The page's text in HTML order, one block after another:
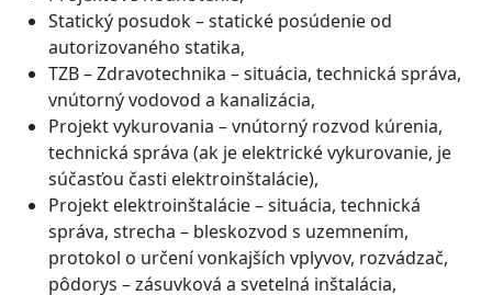
Statický posudok – statické posúdenie od
autorizovaného statika,
TZB – Zdravotechnika – situácia, technická správa,
vnútorný vodovod a kanalizácia,
Projekt vykurovania – vnútorný rozvod kúrenia,
technická správa (ak je elektrické vykurovanie, je
súčasťou časti elektroinštalácie),
Projekt elektroinštalácie – situácia, technická
správa, strecha – bleskozvod s uzemnením,
protokol o určení vonkajších vplyvov, rozvádzač,
pôdorys – zásuvková a svetelná inštalácia,